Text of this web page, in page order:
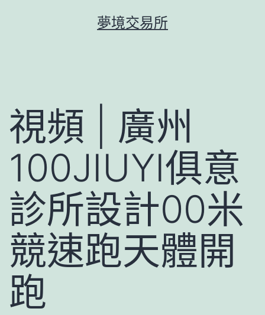
夢境交易所
視頻 | 廣州
100JIUYI俱意
診所設計00米
競速跑天體開
跑